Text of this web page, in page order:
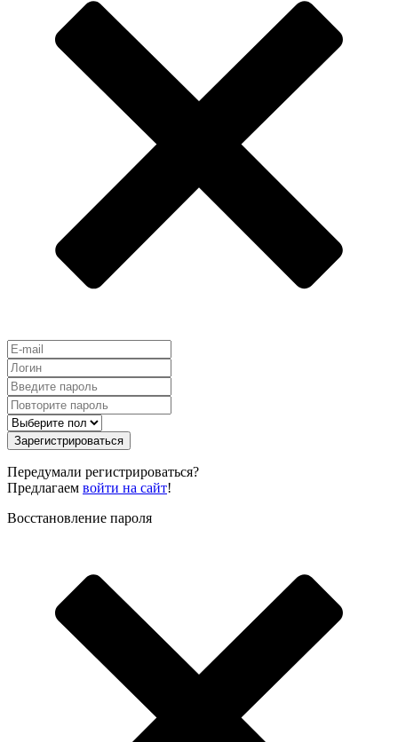
Зарегистрироваться
Передумали регистрироваться?
Предлагаем войти на сайт!
Восстановление пароля